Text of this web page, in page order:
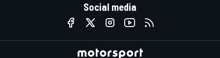
Social media